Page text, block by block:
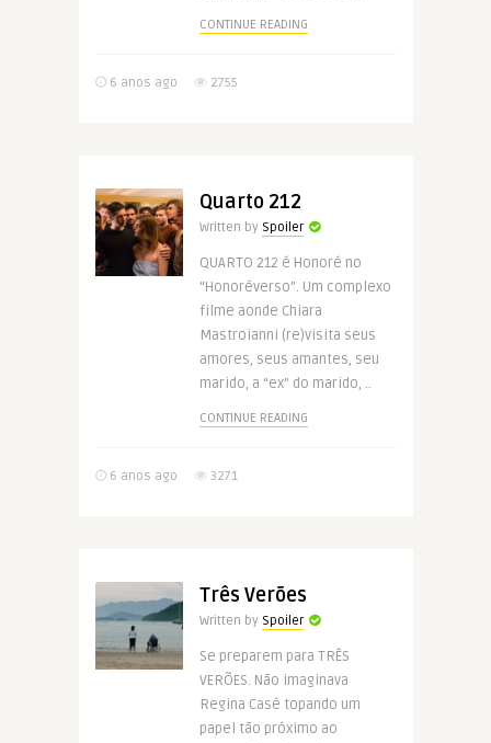
CONTINUE READING
6 anos ago 2755
Quarto 212
Written by Spoiler
QUARTO 212 é Honoré no
“Honoréverso”. Um complexo
filme aonde Chiara
Mastroianni (re)visita seus
amores, seus amantes, seu
marido, a “ex” do marido, ..
CONTINUE READING
6 anos ago 3271
Três Verões
Written by Spoiler
Se preparem para TRÊS
VERÕES. Não imaginava
Regina Casé topando um
papel tão próximo ao